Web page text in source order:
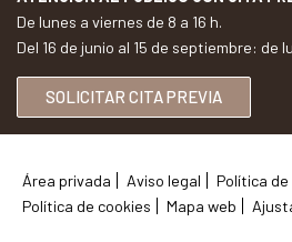
De lunes a viernes de 8 a 16 h.
Del 16 de junio al 15 de septiembre: de
SOLICITAR CITA PREVIA
Área privada Aviso legal
Política
Política de cookies
Mapa web